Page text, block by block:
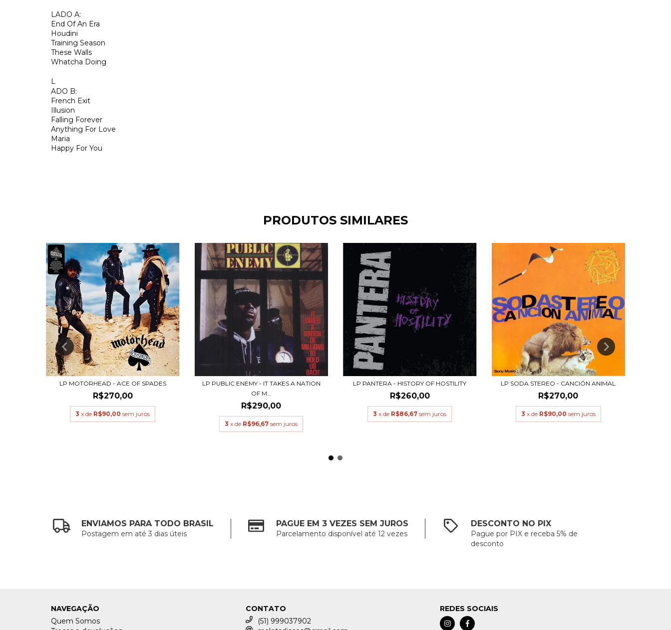
LADO A:
End Of An Era
Houdini
Training Season
These Walls
Whatcha Doing
L
ADO B:
French Exit
Illusion
Falling Forever
Anything For Love
Maria
Happy For You
PRODUTOS SIMILARES
LP MOTÖRHEAD - ACE OF SPADES
R$270,00
3 x de R$90,00 sem juros
LP PUBLIC ENEMY - IT TAKES A NATION
OF M...
R$290,00
3 x de R$96,67 sem juros
LP PANTERA - HISTORY OF HOSTILITY
R$260,00
3 x de R$86,67 sem juros
LP SODA STEREO - CANCIÓN ANIMAL
R$270,00
3 x de R$90,00 sem juros
ENVIAMOS PARA TODO BRASIL
Postagem em até 3 dias úteis
PAGUE EM 3 VEZES SEM JUROS
Parcelamento disponível até 12 vezes
DESCONTO NO PIX
Pague por PIX e receba 5% de
desconto
NAVEGAÇÃO
Quem Somos
CONTATO
(51) 999037902
REDES SOCIAIS